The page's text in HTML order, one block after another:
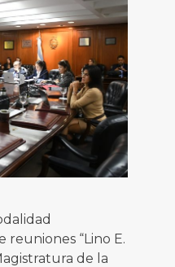
reuniones “Lino E.
de la